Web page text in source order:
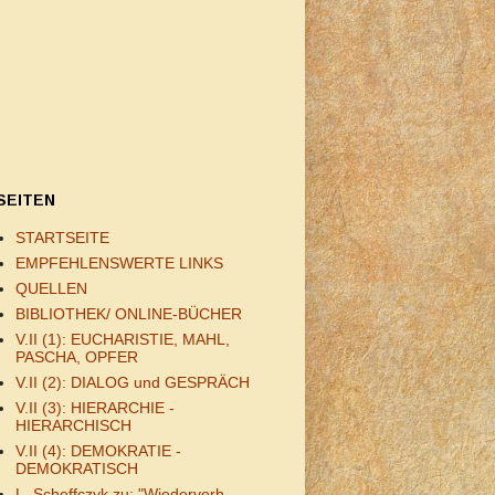
STARTSEITE
EMPFEHLENSWERTE LINKS
QUELLEN
BIBLIOTHEK/ ONLINE-BÜCHER
V.II (1): EUCHARISTIE, MAHL,
PASCHA, OPFER
V.II (2): DIALOG und GESPRÄCH
V.II (3): HIERARCHIE -
HIERARCHISCH
V.II (4): DEMOKRATIE -
DEMOKRATISCH